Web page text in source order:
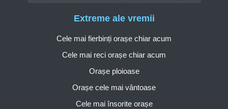
Extreme ale vremii
Cele mai fierbinți orașe chiar acum
Cele mai reci orașe chiar acum
Orașe ploioase
Orașe cele mai vântoase
Cele mai însorite orașe